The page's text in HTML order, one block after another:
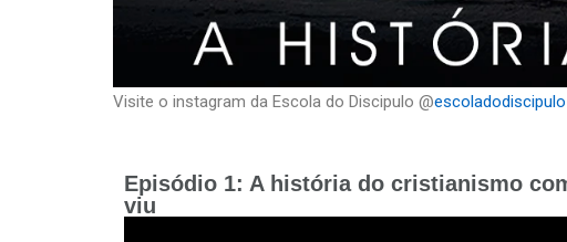
Visite o instagram da Escola do Discipulo @escoladodiscipulo
Episódio 1: A história do cristianismo
viu